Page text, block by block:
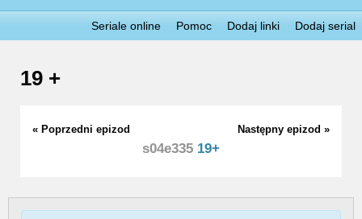
Seriale online Pomoc Dodaj linki Dodaj serial
19 +
« Poprzedni epizod Następny epizod »
s04e335 19+